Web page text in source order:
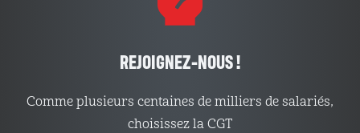
REJOIGNEZ-NOUS !
Comme plusieurs centaines de milliers de salariés,
choisissez la CGT